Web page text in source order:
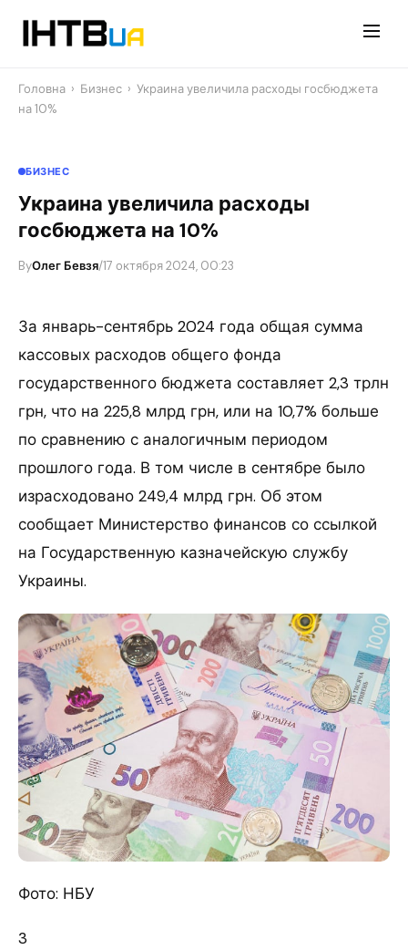
Головна › Бизнес › Украина увеличила расходы госбюджета
на 10%
БИЗНЕС
Украина увеличила расходы
госбюджета на 10%
ByОлег Бевзя/17 октября 2024, 00:23
За январь-сентябрь 2024 года общая сумма
кассовых расходов общего фонда
государственного бюджета составляет 2,3 трлн
грн, что на 225,8 млрд грн, или на 10,7% больше
по сравнению с аналогичным периодом
прошлого года. В том числе в сентябре было
израсходовано 249,4 млрд грн. Об этом
сообщает Министерство финансов со ссылкой
на Государственную казначейскую службу
Украины.
Фото: НБУ
3